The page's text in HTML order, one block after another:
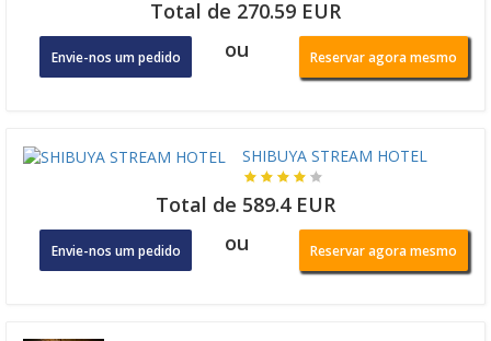
Total de 270.59 EUR
Envie-nos um pedido ou Reservar agora mesmo
SHIBUYA STREAM HOTEL
Total de 589.4 EUR
Envie-nos um pedido ou Reservar agora mesmo